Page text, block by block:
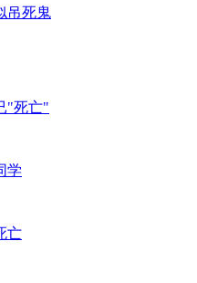
吊死鬼
"死亡"
学
亡